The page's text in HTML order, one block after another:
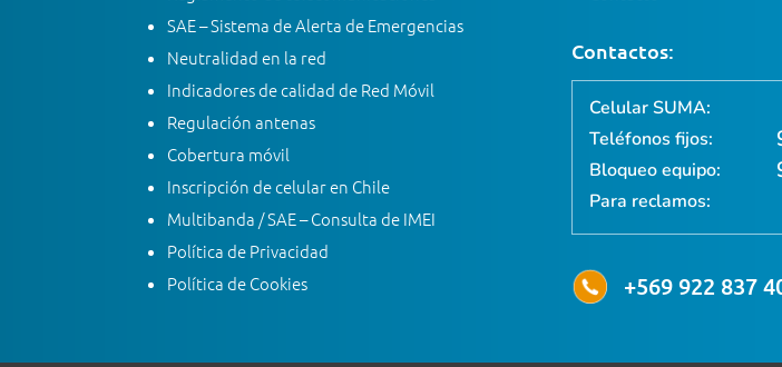
SAE – Sistema de Alerta de Emergencias
Neutralidad en la red
Indicadores de calidad de Red Móvil
Regulación antenas
Cobertura móvil
Inscripción de celular en Chile
Multibanda / SAE – Consulta de IMEI
Política de Privacidad
Política de Cookies
Contactos:
Celular SUMA:
Teléfonos fijos:
Bloqueo equipo:
Para reclamos:
+569 922 837